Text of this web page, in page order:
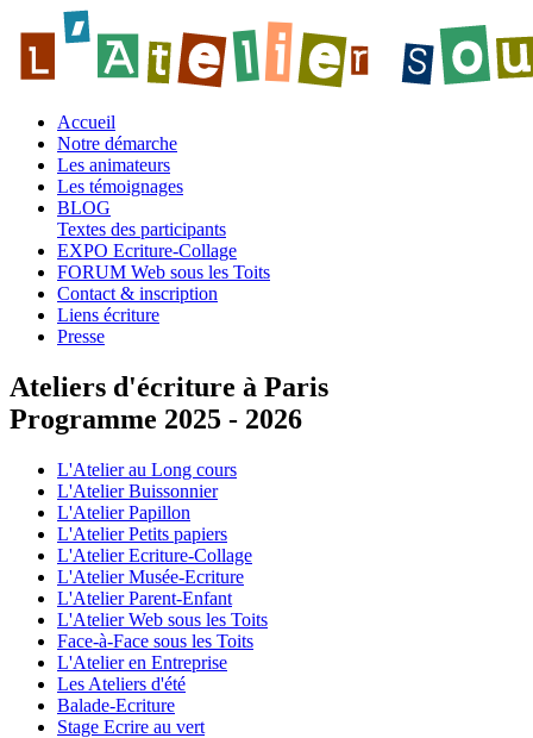
Accueil
Notre démarche
Les animateurs
Les témoignages
BLOG
Textes des participants
EXPO Ecriture-Collage
FORUM Web sous les Toits
Contact & inscription
Liens écriture
Presse
Ateliers d'écriture à Paris
Programme 2025 - 2026
L'Atelier au Long cours
L'Atelier Buissonnier
L'Atelier Papillon
L'Atelier Petits papiers
L'Atelier Ecriture-Collage
L'Atelier Musée-Ecriture
L'Atelier Parent-Enfant
L'Atelier Web sous les Toits
Face-à-Face sous les Toits
L'Atelier en Entreprise
Les Ateliers d'été
Balade-Ecriture
Stage Ecrire au vert